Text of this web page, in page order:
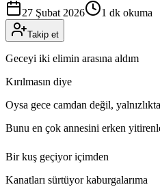
27 Şubat 2026
1 dk okuma
Takip et
Geceyi iki elimin arasına aldım
Kırılmasın diye
Oysa gece camdan değil,
Bunu en çok annesini erken
Bir kuş geçiyor içimden
Kanatları sürtüyor kaburgalarıma